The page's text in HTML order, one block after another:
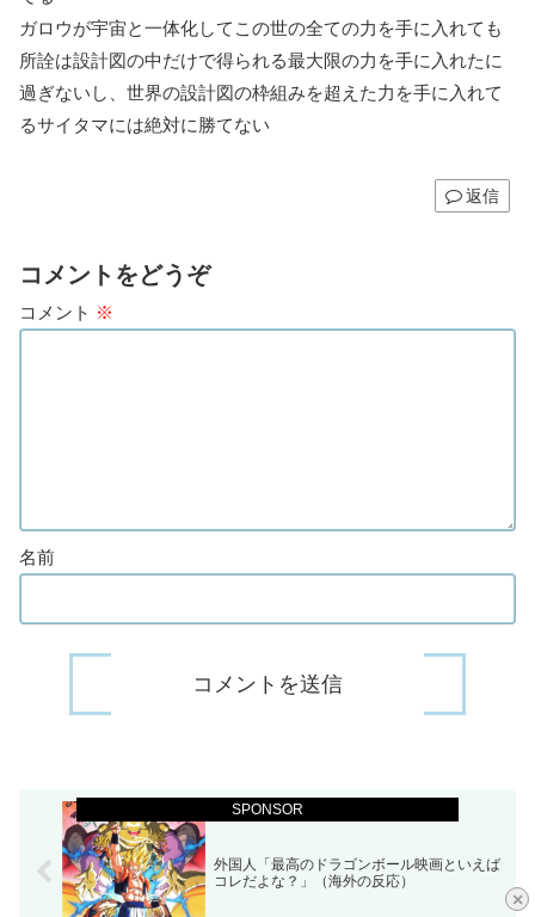
×
SPONSOR
ガロウが宇宙と一体化してこの世の全ての力を手に入れても
所詮は設計図の中だけで得られる最大限の力を手に入れたに
過ぎないし、世界の設計図の枠組みを超えた力を手に入れて
るサイタマには絶対に勝てない
返信
コメントをどうぞ
コメント ※
名前
外国人「最高のドラゴンボール映画といえば
コレだよな？」（海外の反応）